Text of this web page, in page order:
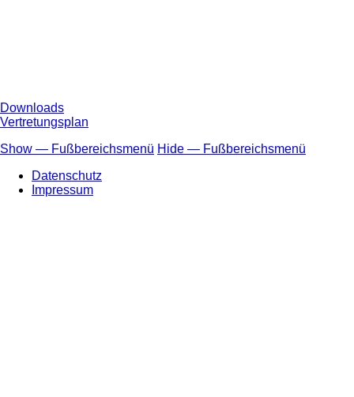
Downloads
Vertretungsplan
Fußbereichsmenü
Show — Fußbereichsmenü Hide — Fußbereichsmenü
Datenschutz
Impressum